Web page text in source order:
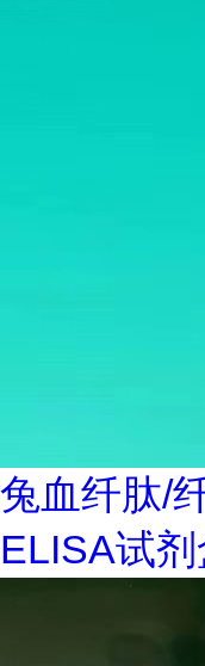
兔血纤肽/
ELISA试剂